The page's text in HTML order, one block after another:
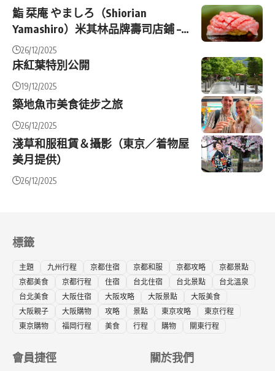
鮨 栞庵 やましろ（Shiorian
Yamashiro）米其林品牌壽司店鋪 –
東京惠比壽、新宿、吉祥寺
26/12/2025
床紅葉特別公開
19/12/2025
築地魚市美食徒步之旅
26/12/2025
淺草和服租賃＆攝影（東京／着物屋
美月提供）
26/12/2025
標籤
主題 九州行程 京都住宿 京都和服 京都攻略
京都景點
京都美食
京都行程 住宿 台北住宿 台北景點
台北溫泉
台北美食
大阪住宿 大阪攻略 大阪景點
大阪美食
大阪親子
大阪購物 攻略 景點 東京攻略
東京行程
東京購物
福岡行程 美食 行程 購物 關東行程
會員捷徑 關於我們